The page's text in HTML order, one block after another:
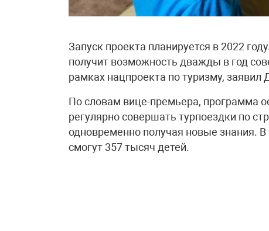
Запуск проекта планируется в 2022
получит возможность дважды в год
рамках нацпроекта по туризму,
По словам вице-премьера, программа
регулярно совершать турпоездки по
одновременно получая новые знания.
смогут 357 тысяч детей.